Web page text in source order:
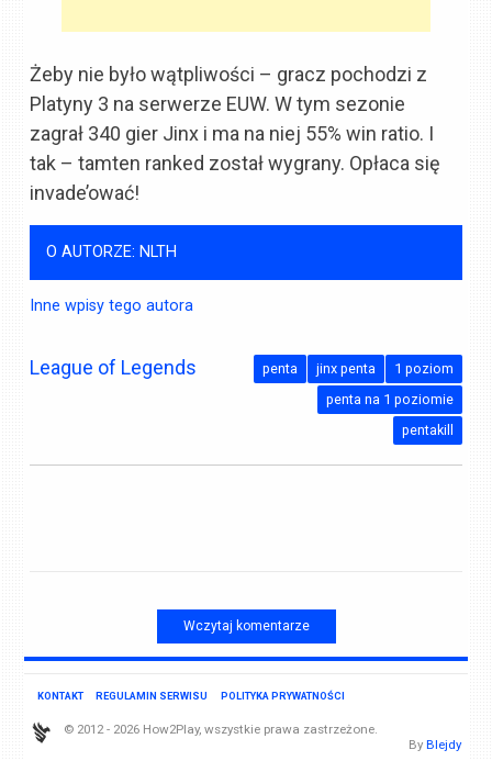
Żeby nie było wątpliwości – gracz pochodzi z
Platyny 3 na serwerze EUW. W tym sezonie
zagrał 340 gier Jinx i ma na niej 55% win ratio. I
tak – tamten ranked został wygrany. Opłaca się
invade’ować!
O AUTORZE: NLTH
Inne wpisy tego autora
League of Legends 1 poziom
jinx penta
penta
penta na 1 poziomie
pentakill
Wczytaj komentarze
KONTAKT REGULAMIN SERWISU POLITYKA PRYWATNOŚCI
© 2012 - 2026 How2Play, wszystkie prawa zastrzeżone.
By Blejdy